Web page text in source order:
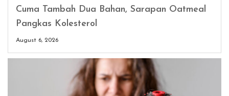
Cuma Tambah Dua Bahan, Sarapan Oatmeal
Pangkas Kolesterol
August 6, 2026